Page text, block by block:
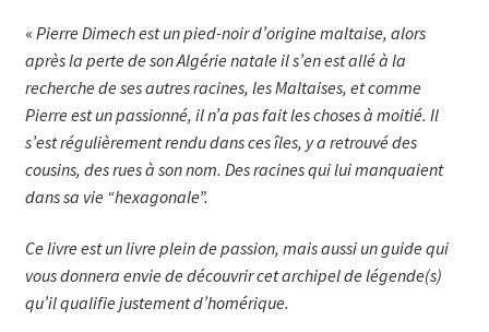
« Pierre Dimech est un pied-noir d’origine maltaise, alors
après la perte de son Algérie natale il s’en est allé à la
recherche de ses autres racines, les Maltaises, et comme
Pierre est un passionné, il n’a pas fait les choses à moitié. Il
s’est régulièrement rendu dans ces îles, y a retrouvé des
cousins, des rues à son nom. Des racines qui lui manquaient
dans sa vie “hexagonale”.
Ce livre est un livre plein de passion, mais aussi un guide qui
vous donnera envie de découvrir cet archipel de légende(s)
qu’il qualifie justement d’homérique.